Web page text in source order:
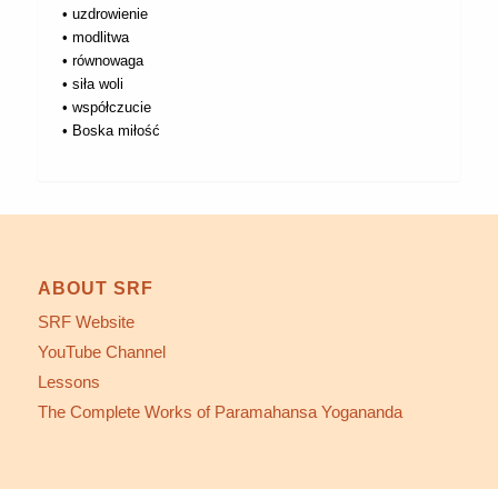
• uzdrowienie
• modlitwa
• równowaga
• siła woli
• współczucie
• Boska miłość
ABOUT SRF
SRF Website
YouTube Channel
Lessons
The Complete Works of Paramahansa Yogananda